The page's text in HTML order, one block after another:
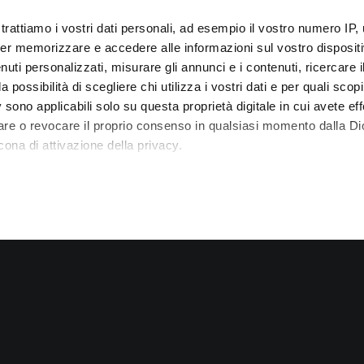
trattiamo i vostri dati personali, ad esempio il vostro numero IP,
memorizzare e accedere alle informazioni sul vostro
personalizzati, misurare gli annunci e i contenuti, ricercare
possibilità di scegliere chi utilizza i vostri dati e per quali
applicabili solo su questa proprietà digitale in cui avete
o revocare il proprio consenso in qualsiasi momento dalla
di attivazione della privacy.
il tuo consenso in qualsiasi momento dalla Dichiarazione
contenuti ed annunci, per fornire funzionalità dei
ISCRIVITI ALA NOSTRA NEWSLETTER